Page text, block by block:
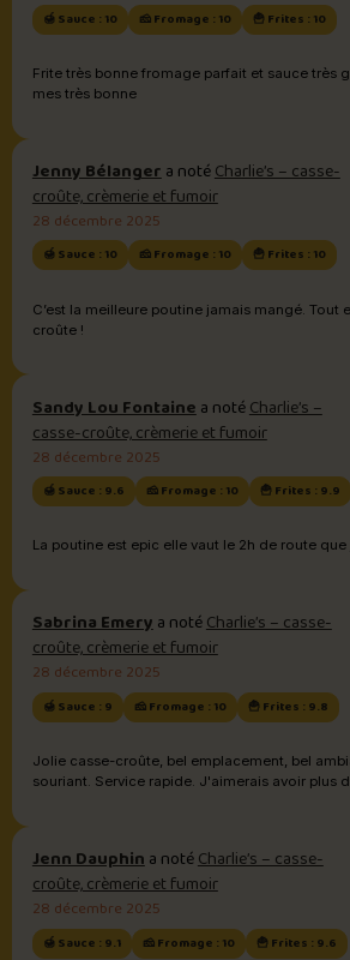
🍯 Sauce : 10 🧀 Fromage : 10 🍟 Frites : 10
Frite très bonne fromage parfait et sauce très goûteuse un peut salé
mes très bonne
Jenny Bélangera notéCharlie’s – casse-
croûte, crèmerie et fumoir
28 décembre 2025
🍯 Sauce : 10 🧀 Fromage : 10 🍟 Frites : 10
C’est la meilleure poutine jamais mangé. Tout
croûte !
Sandy Lou Fontainea notéCharlie’s –
casse-croûte, crèmerie et fumoir
28 décembre 2025
🍯 Sauce : 9.6 🧀 Fromage : 10 🍟 Frites : 9.9
La poutine est epic elle vaut le 2h de route que
Sabrina Emerya notéCharlie’s – casse-
croûte, crèmerie et fumoir
28 décembre 2025
🍯 Sauce : 9 🧀 Fromage : 10 🍟 Frites : 9.8
Jolie casse-croûte, bel emplacement, bel
souriant. Service rapide. J'aimerais avoir plus
Jenn Dauphina notéCharlie’s – casse-
croûte, crèmerie et fumoir
28 décembre 2025
🍯 Sauce : 9.1 🧀 Fromage : 10 🍟 Frites : 9.6